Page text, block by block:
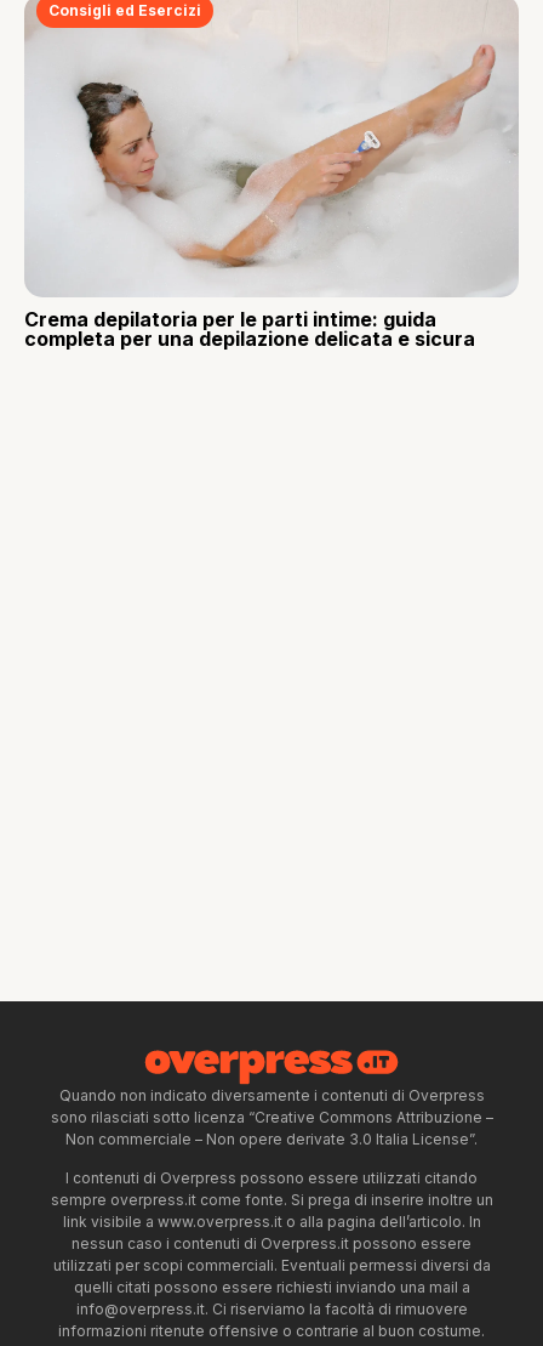
Consigli ed Esercizi
Crema depilatoria per le parti intime: guida
completa per una depilazione delicata e sicura
Quando non indicato diversamente i contenuti di Overpress
sono rilasciati sotto licenza “Creative Commons Attribuzione –
Non commerciale – Non opere derivate 3.0 Italia License”.
I contenuti di Overpress possono essere utilizzati citando
sempre overpress.it come fonte. Si prega di inserire inoltre un
link visibile a www.overpress.it o alla pagina dell’articolo. In
nessun caso i contenuti di Overpress.it possono essere
utilizzati per scopi commerciali. Eventuali permessi diversi da
quelli citati possono essere richiesti inviando una mail a
info@overpress.it. Ci riserviamo la facoltà di rimuovere
informazioni ritenute offensive o contrarie al buon costume.